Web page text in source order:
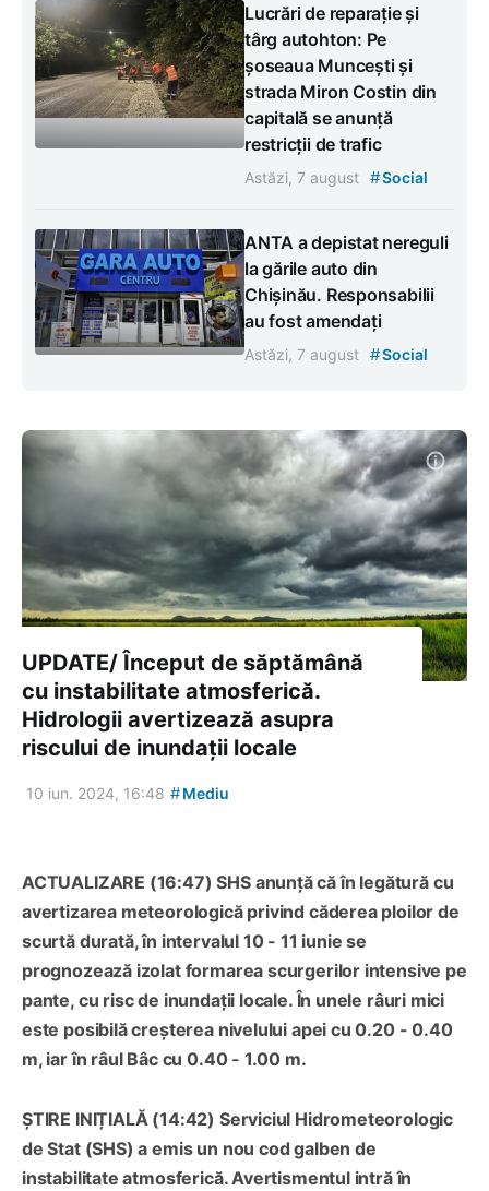
Lucrări de reparație și
târg autohton: Pe
șoseaua Muncești și
strada Miron Costin din
capitală se anunță
restricții de trafic
Astăzi, 7 august #Social
ANTA a depistat nereguli
la gările auto din
Chișinău. Responsabilii
au fost amendați
Astăzi, 7 august #Social
UPDATE/ Început de săptămână
cu instabilitate atmosferică.
Hidrologii avertizează asupra
riscului de inundații locale
10 iun. 2024, 16:48 #Mediu
ACTUALIZARE (16:47) SHS anunță că în legătură cu
avertizarea meteorologică privind căderea ploilor de
scurtă durată, în intervalul 10 - 11 iunie se
prognozează izolat formarea scurgerilor intensive pe
pante, cu risc de inundații locale. În unele râuri mici
este posibilă creșterea nivelului apei cu 0.20 - 0.40
m, iar în râul Bâc cu 0.40 - 1.00 m.
ȘTIRE INIȚIALĂ (14:42) Serviciul Hidrometeorologic
de Stat (SHS) a emis un nou cod galben de
instabilitate atmosferică. Avertismentul intră în